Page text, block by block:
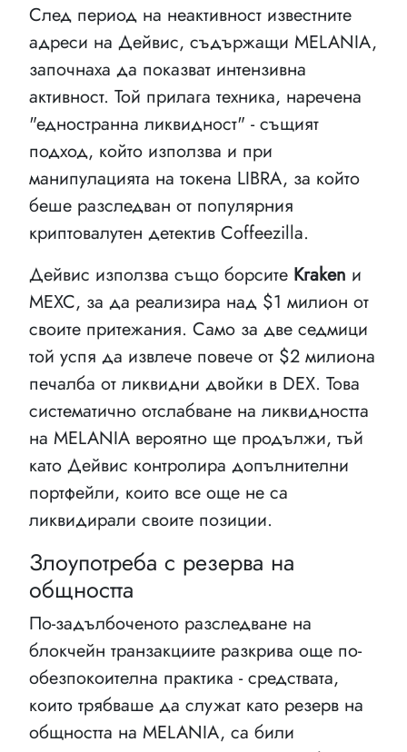
След период на неактивност известните
адреси на Дейвис, съдържащи MELANIA,
започнаха да показват интензивна
активност. Той прилага техника, наречена
"едностранна ликвидност" - същият
подход, който използва и при
манипулацията на токена LIBRA, за който
беше разследван от популярния
криптовалутен детектив Coffeezilla.
Дейвис използва също борсите Kraken и
MEXC, за да реализира над $1 милион от
своите притежания. Само за две седмици
той успя да извлече повече от $2 милиона
печалба от ликвидни двойки в DEX. Това
систематично отслабване на ликвидността
на MELANIA вероятно ще продължи, тъй
като Дейвис контролира допълнителни
портфейли, които все още не са
ликвидирали своите позиции.
Злоупотреба с резерва на
общността
По-задълбоченото разследване на
блокчейн транзакциите разкрива още по-
обезпокоителна практика - средствата,
които трябваше да служат като резерв на
общността на MELANIA, са били